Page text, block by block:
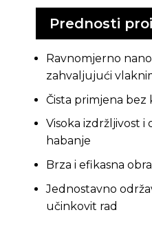
Prednosti
Ravnomjerno
zahvaljujući
Čista primjena bez
Visoka izdržljivost i
habanje
Brza i efikasna
Jednostavno
učinkovit rad